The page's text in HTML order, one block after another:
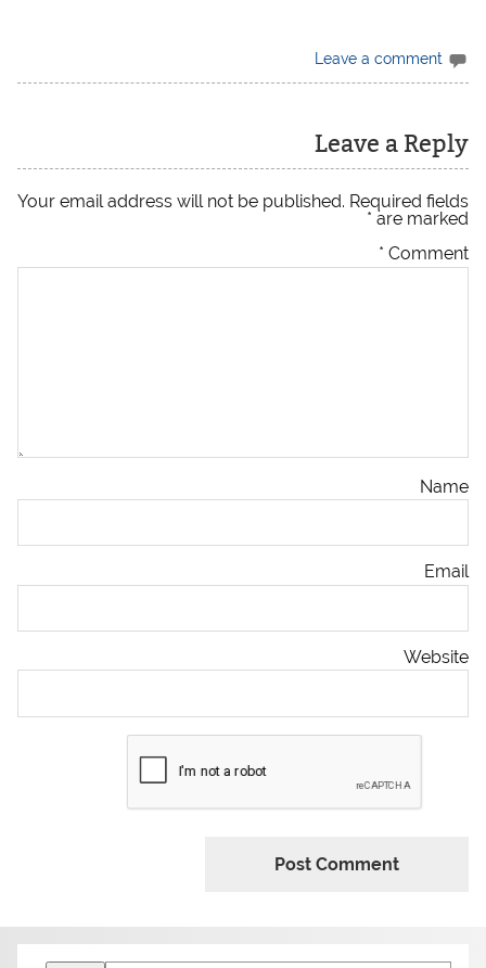
Leave a comment
Leave a Reply
Your email address will not be published. Required fields
are marked
*
Comment
*
Name
Email
Website